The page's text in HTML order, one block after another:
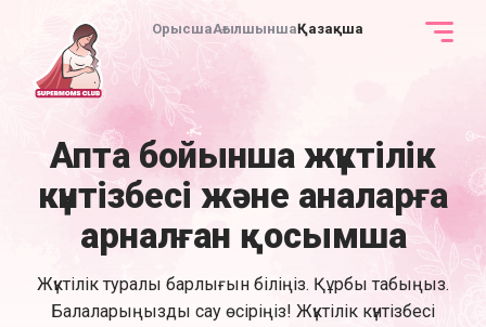
ОрысшаАғылшыншаҚазақша
Апта бойынша жүктілік
күнтізбесі және аналарға
арналған қосымша
Жүктілік туралы барлығын біліңіз. Құрбы табыңыз.
Балаларыңызды сау өсіріңіз! Жүктілік күнтізбесі